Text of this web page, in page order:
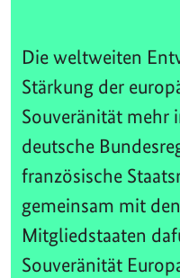
Die weltweiten
Stärkung der
Souveränität mehr
deutsche
französische
gemeinsam mit
Mitgliedstaaten
Souveränität